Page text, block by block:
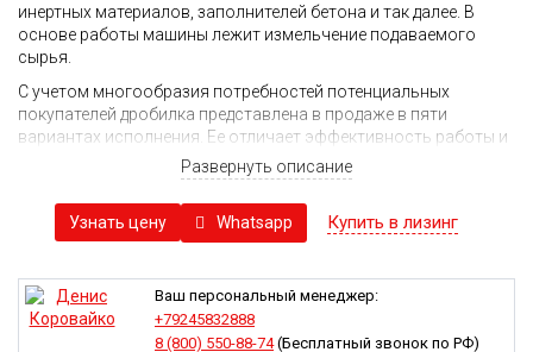
инертных материалов, заполнителей бетона и так далее. В
основе работы машины лежит измельчение подаваемого
сырья.
С учетом многообразия потребностей потенциальных
покупателей дробилка представлена в продаже в пяти
вариантах исполнения. Ее отличает эффективность работы и
удачная конструкция. Установка допускает применение в
режимах соударения сырья о металлическую бронировку или
каменную футеровку. Последний вариант используют при
работе с материалами, обладающими высоким уровнем
твердости. Путем разбивания о металл разрушают менее
Большая глубина ротора позволяет добиться повышенной
производительности. Смазка жидким маслом позволяет
Развернуть описание
Узнать цену Whatsapp Купить в лизинг
Ваш персональный менеджер:
+79245832888
8 (800) 550-88-74(Бесплатный звонок по РФ)